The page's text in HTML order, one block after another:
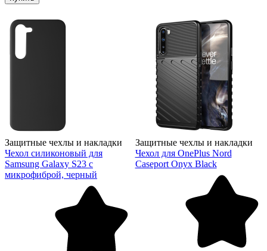
Защитные чехлы и накладки
Чехол силиконовый для
Samsung Galaxy S23 с
микрофиброй, черный
Защитные чехлы и накладки
Чехол для OnePlus Nord
Caseport Onyx Black